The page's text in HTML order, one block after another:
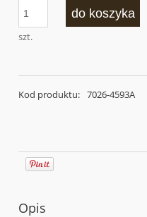
szt.
do koszyka
Kod produktu: 7026-4593A
Opis